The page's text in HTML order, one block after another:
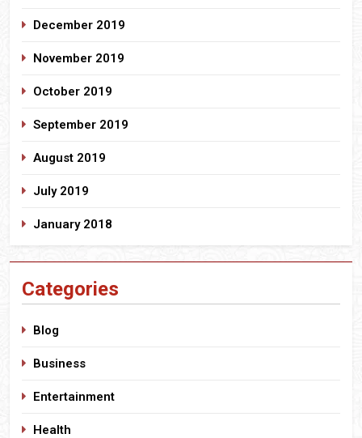
December 2019
November 2019
October 2019
September 2019
August 2019
July 2019
January 2018
Categories
Blog
Business
Entertainment
Health